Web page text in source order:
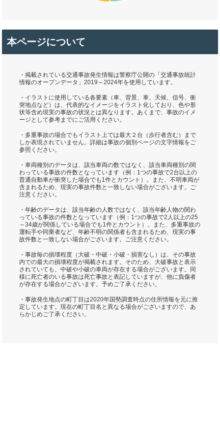
本ページについて
・掲載されている交通事故発生情報は警察庁公開の「交通事故統計
情報のオープンデータ」2019～2024年を使用しています。
・イラストに使用している各要素（車、背景、車、天候、信号、衝
突地点など）は、代表的なイメージをイラスト化しており、色や形
状等含め現実の事故の状況とは異なります。あくまで、事故のイメ
ージとして参考までにご活用ください。
・多重事故の場合でもイラスト上では最大２台（歩行者含む）まで
しか表現されていません。詳細は事故の個別ページの文字情報をご
参照ください。
・車両種別のデータは、該当車両の数ではなく、該当車両種別の関
わっている事故の件数となっています（例：1つの事故で2台以上の
普通自動車が衝突した場合でも1件とカウント）。また、不明車両が
含まれるため、現実の事故件数と一致しない場合がございます。ご
注意ください。
・年齢のデータは、該当年齢の人数ではなく、該当年齢人物の関わ
っている事故の件数となっています（例：1つの事故で2人以上の25
～34歳が関係している場合でも1件とカウント）。また、多重事故の
運転手や同乗者など、年齢不明の関係者も含まれるため、現実の事
故件数と一致しない場合がございます。ご注意ください。
・事故毎の損壊程度（大破・中破・小破・損害なし）は、その事故
内での最大の損壊程度が掲載されます。そのため、大破事故と表示
されていても、中破や小破の車両が存在する場合がございます。同
様に死亡者のいる事故は死亡事故と表記していますが、他に負傷者
が存在する場合がございます。予めご了承ください。
・事故発生地点の町丁目は2020年国勢調査時点の住所情報を元に推
定しています。現在の町丁目名と異なる場合がございますので、あ
らかじめご了承ください。